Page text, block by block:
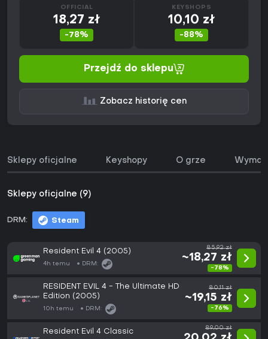
OFFICIAL
18,27 zł
-78%
KEYSHOPS
10,10 zł
-88%
Przejdź do sklepu
Zobacz historię cen
Sklepy oficjalne Keyshopy O grze
Sklepy oficjalne (9)
DRM: Steam
Resident Evil 4 (2005)
4h temu DRM:
85,92 zł
~18,27 zł
-78%
RESIDENT EVIL 4 - The Ultimate HD
Edition (2005)
10h temu DRM:
80,11 zł
~19,15 zł
-76%
Resident Evil 4 Classic 89,00 zł